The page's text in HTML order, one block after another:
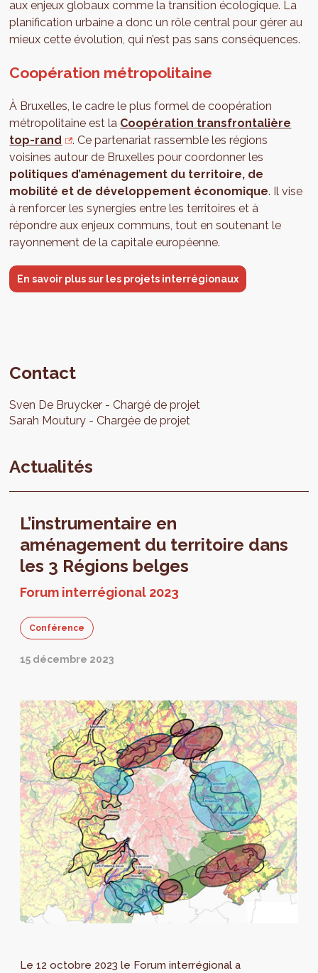
aux enjeux globaux comme la transition écologique. La
planification urbaine a donc un rôle central pour gérer au
mieux cette évolution, qui n’est pas sans conséquences.
Coopération métropolitaine
À Bruxelles, le cadre le plus formel de coopération
métropolitaine est la Coopération transfrontalière
top-rand
. Ce partenariat rassemble les régions
voisines autour de Bruxelles pour coordonner les
politiques d’aménagement du territoire, de
mobilité et de développement économique. Il vise
à renforcer les synergies entre les territoires et à
répondre aux enjeux communs, tout en soutenant le
rayonnement de la capitale européenne.
En savoir plus sur les projets interrégionaux
Contact
Sven De Bruycker
Chargé de projet
Sarah Moutury Chargée de projet
Actualités
L’instrumentaire en
aménagement du territoire dans
les 3 Régions belges
Forum interrégional 2023
Conférence
15 décembre 2023
Le 12 octobre 2023 le Forum interrégional a